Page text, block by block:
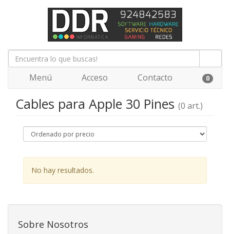
Menú Acceso Contacto 0
Cables para Apple 30 Pines (0 art.)
No hay resultados.
Sobre Nosotros